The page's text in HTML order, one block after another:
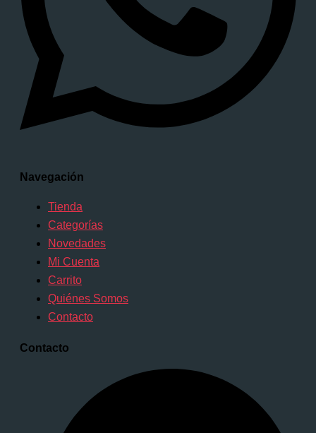
Navegación
Tienda
Categorías
Novedades
Mi Cuenta
Carrito
Quiénes Somos
Contacto
Contacto